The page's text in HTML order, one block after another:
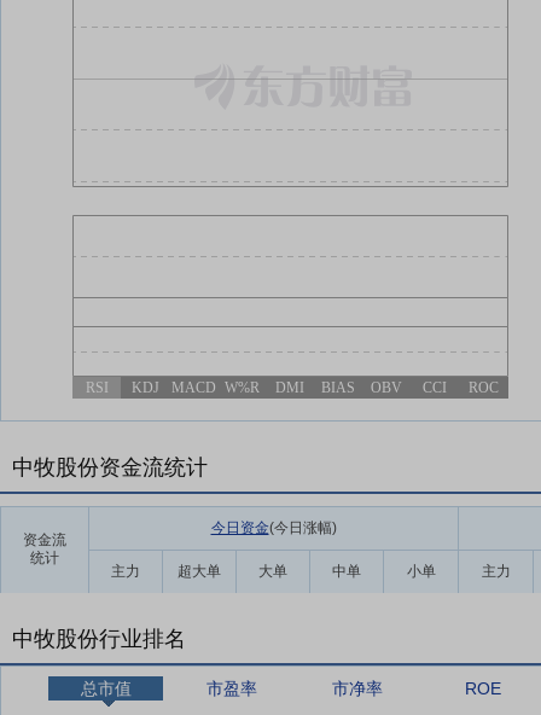
RSI KDJ MACD W%R DMI BIAS OBV CCI ROC
中牧股份资金流统计
资金流
统计
今日资金(今日涨幅)
主力 超大单 大单 中单 小单 主力
中牧股份行业排名
总市值 市盈率 市净率 ROE